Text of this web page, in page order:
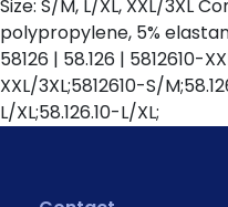
Size: S/M, L/XL, XXL/3XL
polypropylene, 5%
58126 | 58.126 | 5812610-
XXL/3XL;5812610-S/
L/XL;58.126.10-L/XL;